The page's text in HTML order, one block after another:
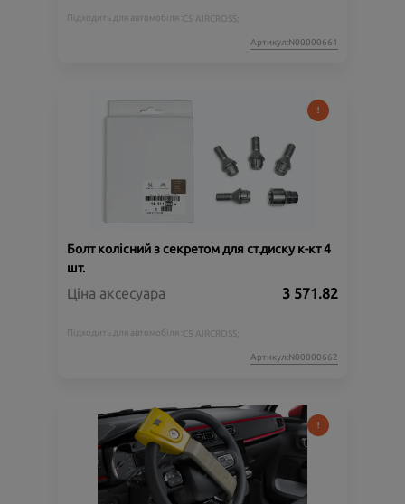
Підходить для автомобіля : C5 AIRCROSS;
Артикул:N00000661
Болт колісний з секретом для ст.диску к-кт 4
шт.
Ціна аксесуара 3 571.82
Підходить для автомобіля : C5 AIRCROSS;
Артикул:N00000662